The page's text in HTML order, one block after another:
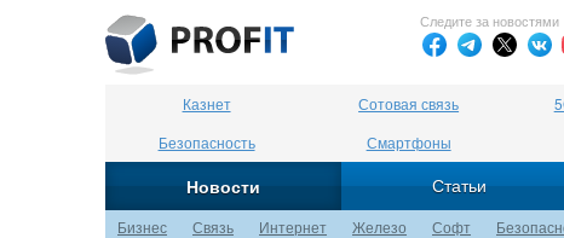
Следите за новостями
Казнет Сотовая связь
Безопасность
Смартфоны
Новости Статьи
Бизнес Связь Интернет Железо Софт